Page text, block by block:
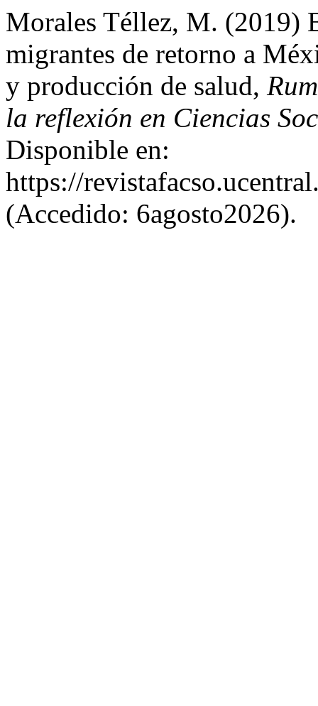
Morales Téllez, M. (2019)
migrantes de retorno a
y producción de salud,
la reflexión en Ciencias
Disponible en:
https://
(Accedido: 6agosto2026).